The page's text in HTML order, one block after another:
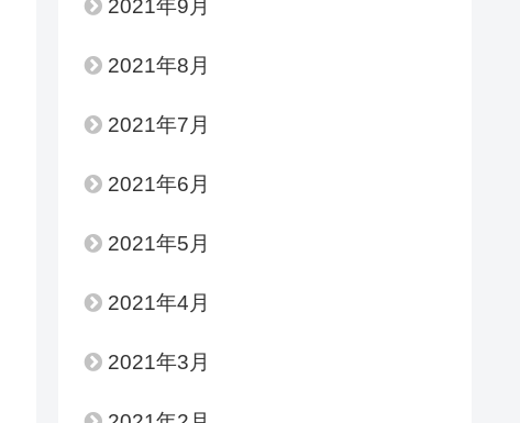
2021年9月
2021年8月
2021年7月
2021年6月
2021年5月
2021年4月
2021年3月